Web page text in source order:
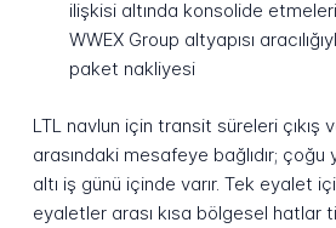
ilişkisi altında konsolide
WWEX Group altyapısı
paket nakliyesi
LTL navlun için transit süreleri çıkış
arasındaki mesafeye bağlıdır;
altı iş günü içinde varır. Tek eyalet
eyaletler arası kısa bölgesel hatlar